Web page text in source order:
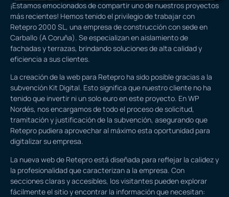
¡Estamos emocionados de compartir uno de nuestros proyectos
más recientes! Hemos tenido el privilegio de trabajar con
Retepro 2000 SL, una empresa de construcción con sede en
Carballo (A Coruña). Se especializan en aislamiento de
fachadas y terrazas, brindando soluciones de alta calidad y
eficiencia a sus clientes.
La creación de la web para Retepro ha sido posible gracias a la
subvención Kit Digital. Esto significa que nuestro cliente no ha
tenido que invertir ni un solo euro en este proyecto. En WP
Nordés, nos encargamos de todo el proceso desolicitud,
tramitación y justificación de la subvención, asegurando que
Retepro pudiera aprovechar al máximo esta oportunidad para
digitalizar su empresa.
La nueva web de Retepro está diseñada para reflejar la calidez y
la profesionalidad que caracterizan a la empresa. Con
secciones claras y accesibles, los visitantes pueden explorar
fácilmente el sitio y encontrar la información que necesitan: